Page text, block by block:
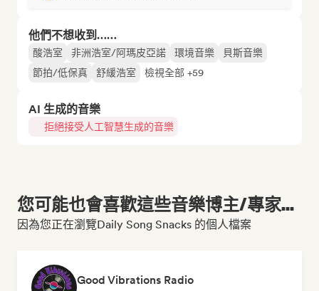
他們不想收到……
酸浩室 非洲浩室/阿瑪皮亞諾 環境音樂
貝斯音樂
節拍/低保真
舒緩浩室 檢視全部 +59
AI 生成的音樂
拒絕接受人工智慧生成的音樂
您可能也會喜歡這些音樂博主/專家...
因為您正在瀏覽Daily Song Snacks 的個人檔案
Good Vibrations Radio